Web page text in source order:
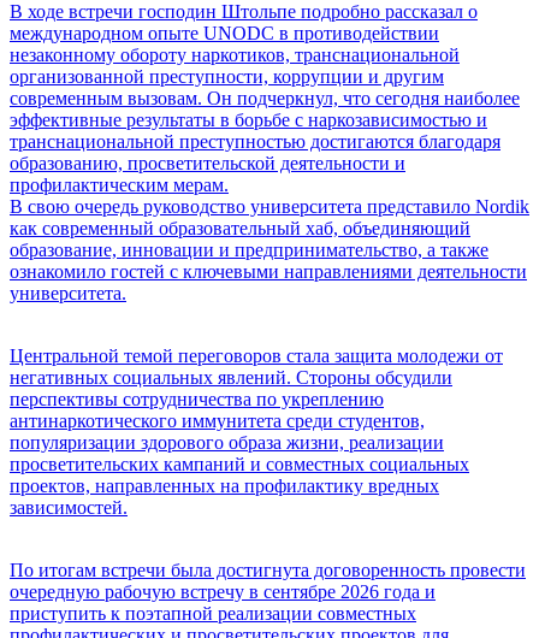
В ходе встречи господин Штольпе подробно рассказал о
международном опыте UNODC в противодействии
незаконному обороту наркотиков, транснациональной
организованной преступности, коррупции и другим
современным вызовам. Он подчеркнул, что сегодня наиболее
эффективные результаты в борьбе с наркозависимостью и
транснациональной преступностью достигаются благодаря
образованию, просветительской деятельности и
профилактическим мерам.
В свою очередь руководство университета представило Nordik
как современный образовательный хаб, объединяющий
образование, инновации и предпринимательство, а также
ознакомило гостей с ключевыми направлениями деятельности
университета.
Центральной темой переговоров стала защита молодежи от
негативных социальных явлений. Стороны обсудили
перспективы сотрудничества по укреплению
антинаркотического иммунитета среди студентов,
популяризации здорового образа жизни, реализации
просветительских кампаний и совместных социальных
проектов, направленных на профилактику вредных
зависимостей.
По итогам встречи была достигнута договоренность провести
очередную рабочую встречу в сентябре 2026 года и
приступить к поэтапной реализации совместных